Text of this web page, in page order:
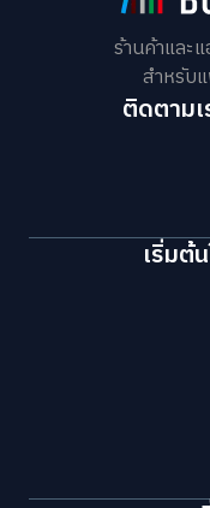
ร้านค้าและ
สำหรับ
ติดตาม
เริ่มต้